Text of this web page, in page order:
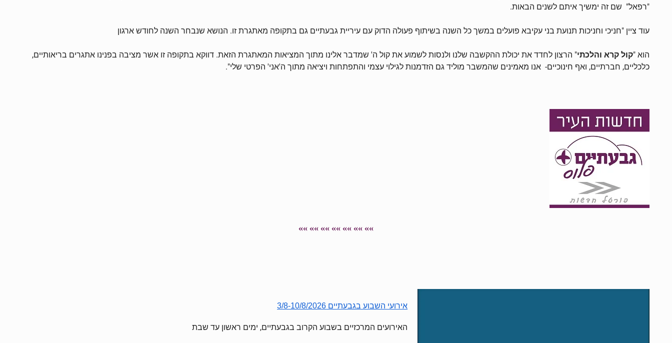
"רפאל" שם זה ימשיך איתם לשנים הבאות.
עוד ציין "חניכי וחניכות תנועת בני עקיבא פועלים במשך כל השנה בשיתוף פעולה הדוק עם עיריית גבעתיים גם בתקופה מאתגרת זו. הנושא שנבחר השנה לחודש ארגון
הוא "קול קרא והלכתי" הרצון לחדד את יכולת ההקשבה שלנו ולנסות לשמוע את קול ה' שמדבר אלינו מתוך המציאות המאתגרת הזאת. דווקא בתקופה זו אשר מציבה בפנינו אתגרים בריאותיים,
כלכליים, חברתיים, ואף חינוכיים- אנו מאמינים שהמשבר מוליד גם הזדמנות לגילוי עצמי והתפתחות ויציאה מתוך ה'אני' הפרטי שלי".
»» »» »» »» »» »» »»
אירועי השבוע בגבעתיים 3/8-10/8/2026
האירועים המרכזיים בשבוע הקרוב בגבעתיים, ימים ראשון עד שבת